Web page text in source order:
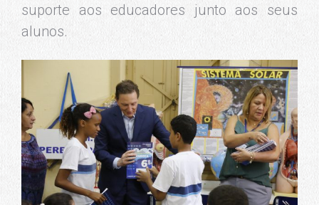
suporte aos educadores junto aos seus
alunos.